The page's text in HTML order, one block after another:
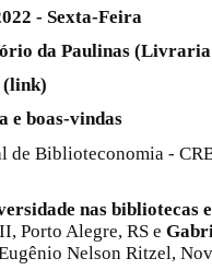
- Sexta-Feira
da Paulinas
(link)
e boas-vindas
de Biblioteconomia -
nas bibliotecas
Porto Alegre, RS e
Nelson Ritzel,